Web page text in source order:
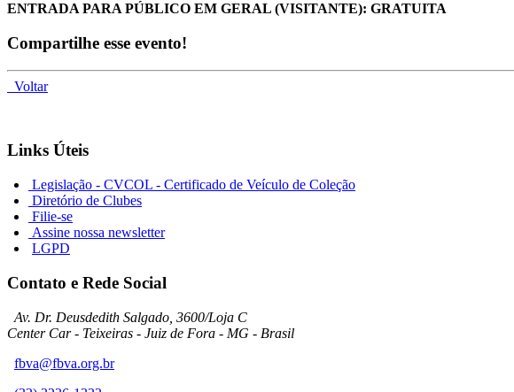
ENTRADA PARA PÚBLICO EM GERAL (VISITANTE): GRATUITA
Compartilhe esse evento!
Voltar
Links Úteis
Legislação - CVCOL - Certificado de Veículo de Coleção
Diretório de Clubes
Filie-se
Assine nossa newsletter
LGPD
Contato e Rede Social
Av. Dr. Deusdedith Salgado, 3600/Loja C
Center Car - Teixeiras - Juiz de Fora - MG - Brasil
fbva@fbva.org.br